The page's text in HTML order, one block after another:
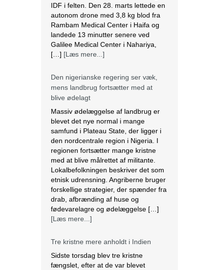
IDF i felten. Den 28. marts lettede en
autonom drone med 3,8 kg blod fra
Rambam Medical Center i Haifa og
landede 13 minutter senere ved
Galilee Medical Center i Nahariya,
[…] [Læs mere...]
Den nigerianske regering ser væk,
mens landbrug fortsætter med at
blive ødelagt
Massiv ødelæggelse af landbrug er
blevet det nye normal i mange
samfund i Plateau State, der ligger i
den nordcentrale region i Nigeria. I
regionen fortsætter mange kristne
med at blive målrettet af militante.
Lokalbefolkningen beskriver det som
etnisk udrensning. Angriberne bruger
forskellige strategier, der spænder fra
drab, afbrænding af huse og
fødevarelagre og ødelæggelse […]
[Læs mere...]
Tre kristne mere anholdt i Indien
Sidste torsdag blev tre kristne
fængslet, efter at de var blevet